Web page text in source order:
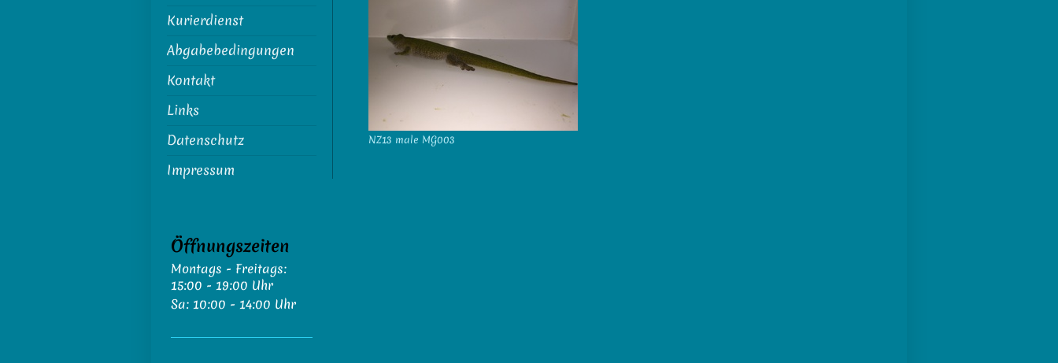
Kurierdienst
Abgabebedingungen
Kontakt
Links
Datenschutz
Impressum
NZ13 male MG003
Öffnungszeiten
Montags - Freitags:
15:00 - 19:00 Uhr
Sa: 10:00 - 14:00 Uhr